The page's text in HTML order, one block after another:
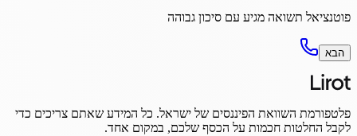
פוטנציאל תשואה מגיע עם סיכון גבוהה
הבא
פלטפורמת השוואת הפיננסים של ישראל. כל המידע שאתם צריכים כדי
לקבל החלטות חכמות על הכסף שלכם, במקום אחד.